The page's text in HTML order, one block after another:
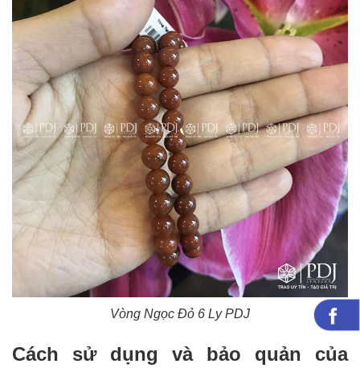
Vòng Ngọc Đỏ 6 Ly​ PDJ
Cách sử dụng và bảo quản của